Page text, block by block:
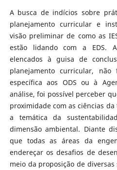
A busca de indícios sobre
planejamento curricular e
visão preliminar de como as
estão lidando com a EDS.
elencados à guisa de
planejamento curricular,
específica aos ODS ou à
análise, foi possível perceber
proximidade com as ciências
a temática da
dimensão ambiental. Diante
que todas as áreas da
endereçar os desafios de
meio da proposição de